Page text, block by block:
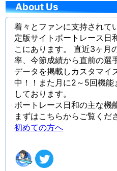
About Us
着々とファンに支持されて
定版サイトボートレース日
こにあります。 直近3ヶ月
率、今節成績から直前の選
データを掲載しカスタマイ
中！！また月に2～5回機
しております。
ボートレース日和の主な機
まずはこちらからご覧くだ
初めての方へ